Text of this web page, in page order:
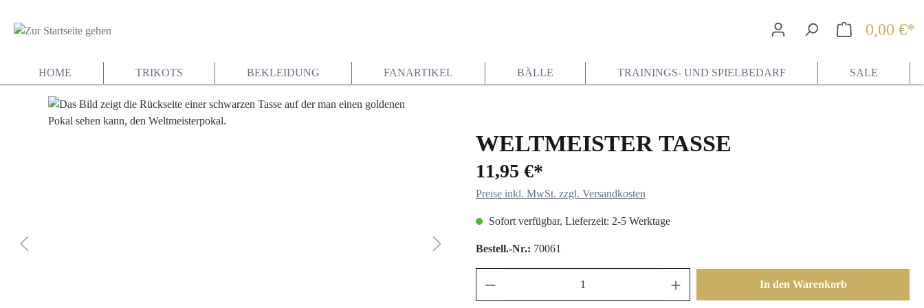
0,00 €*
HOME TRIKOTS BEKLEIDUNG FANARTIKEL BÄLLE TRAININGS- UND SPIELBEDARF SALE
WELTMEISTER TASSE
11,95 €*
Preise inkl. MwSt. zzgl. Versandkosten
Sofort verfügbar, Lieferzeit: 2-5 Werktage
Bestell.-Nr.: 70061
In den Warenkorb